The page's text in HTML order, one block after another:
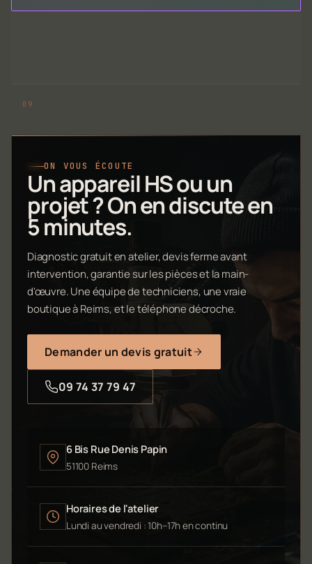
ON VOUS ÉCOUTE
Un appareil HS ou un
projet ? On en discute en
5 minutes.
Diagnostic gratuit en atelier, devis ferme avant
intervention, garantie sur les pièces et la main-
d'œuvre. Une équipe de techniciens, une vraie
boutique à Reims, et le téléphone décroche.
Demander un devis gratuit
09 74 37 79 47
6 Bis Rue Denis Papin
51100 Reims
Horaires de l'atelier
Lundi au vendredi : 10h–17h en continu